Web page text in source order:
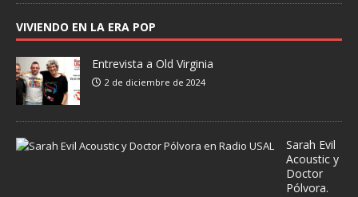
VIVIENDO EN LA ERA POP
Entrevista a Old Virginia
2 de diciembre de 2024
Sarah Evil
Acoustic y
Doctor
Pólvora.